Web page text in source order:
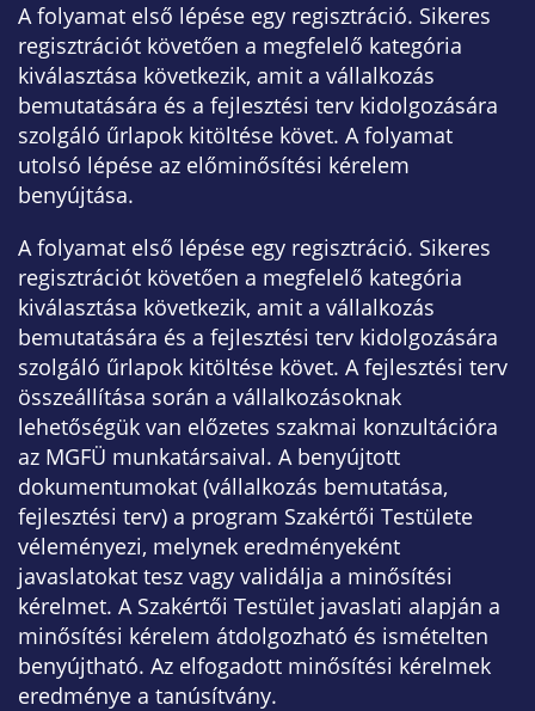
A folyamat első lépése egy regisztráció. Sikeres
regisztrációt követően a megfelelő kategória
kiválasztása következik, amit a vállalkozás
bemutatására és a fejlesztési terv kidolgozására
szolgáló űrlapok kitöltése követ. A folyamat
utolsó lépése az előminősítési kérelem
benyújtása.
A folyamat első lépése egy regisztráció. Sikeres
regisztrációt követően a megfelelő kategória
kiválasztása következik, amit a vállalkozás
bemutatására és a fejlesztési terv kidolgozására
szolgáló űrlapok kitöltése követ. A fejlesztési terv
összeállítása során a vállalkozásoknak
lehetőségük van előzetes szakmai konzultációra
az MGFÜ munkatársaival. A benyújtott
dokumentumokat (vállalkozás bemutatása,
fejlesztési terv) a program Szakértői Testülete
véleményezi, melynek eredményeként
javaslatokat tesz vagy validálja a minősítési
kérelmet. A Szakértői Testület javaslati alapján a
minősítési kérelem átdolgozható és ismételten
benyújtható. Az elfogadott minősítési kérelmek
eredménye a tanúsítvány.